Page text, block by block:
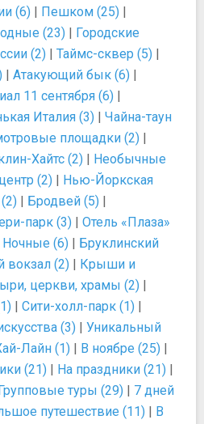
(6) | Пешком (25) |
(23) | Городские
(2) | Таймс-сквер (5) |
| Атакующий бык (6) |
11 сентября (6) |
Италия (3) | Чайна-таун
площадки (2) |
Хайтс (2) | Необычные
(2) | Нью-Йоркская
| Бродвей (5) |
парк (3) | Отель «Плаза»
Ночные (6) | Бруклинский
вокзал (2) | Крыши и
церкви, храмы (2) |
| Сити-холл-парк (1) |
(3) | Уникальный
Лайн (1) | В ноябре (25) |
(21) | На праздники (21) |
туры (29) | 7 дней
путешествие (11) | В